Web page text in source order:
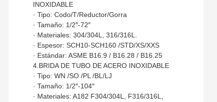
INOXIDABLE
· Tipo: Codo/T/Reductor/Gorra
· Tamaño: 1/2″-72″
· Materiales: 304/304L, 316/316L.
· Espesor: SCH10-SCH160 /STD/XS/XXS
· Estándar: ASME B16.9 / B16.28 / B16.25
4.BRIDA DE TUBO DE ACERO INOXIDABLE
· Tipo: WN /SO /PL /BL/LJ
· Tamaño: 1/2″-104″
· Materiales: A182 F304/304L, F316/316L,